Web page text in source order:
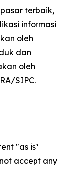
terbaik,
informasi
oleh
dan
oleh
SIPC.
"as is"
accept any